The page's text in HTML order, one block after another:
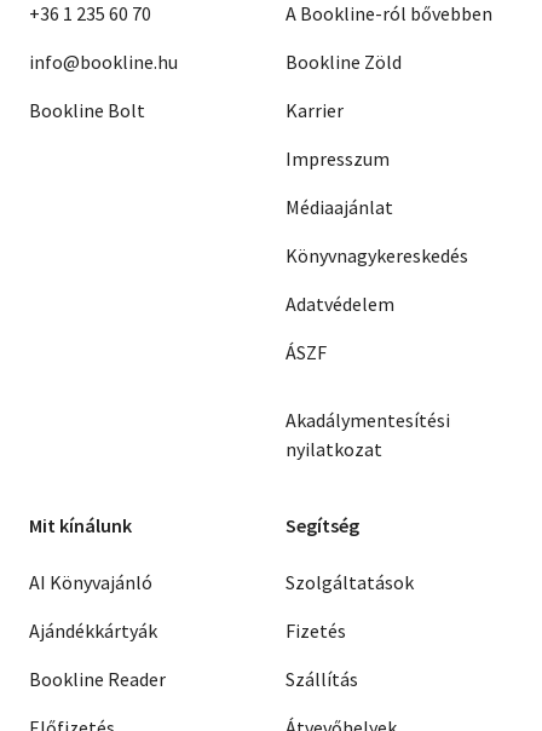
+36 1 235 60 70
info@bookline.hu
Bookline Bolt
A Bookline-ról bővebben
Bookline Zöld
Karrier
Impresszum
Médiaajánlat
Könyvnagykereskedés
Adatvédelem
ÁSZF
Akadálymentesítési
nyilatkozat
Mit kínálunk
AI Könyvajánló
Ajándékkártyák
Bookline Reader
Segítség
Szolgáltatások
Fizetés
Szállítás